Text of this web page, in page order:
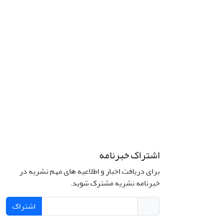
اشتراک خبرنامه
برای دریافت اخبار و اطلاعیه های مهم نشریه در
خبرنامه نشریه مشترک شوید.
اشتراک